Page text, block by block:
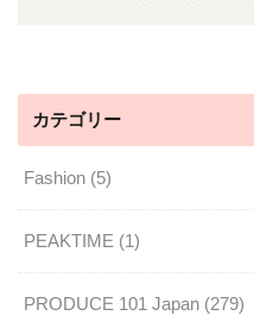
カテゴリー
Fashion (5)
PEAKTIME (1)
PRODUCE 101 Japan (279)